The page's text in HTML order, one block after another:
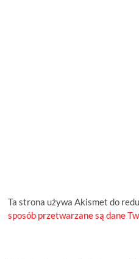
Ta strona używa Akismet do
sposób przetwarzane są dane